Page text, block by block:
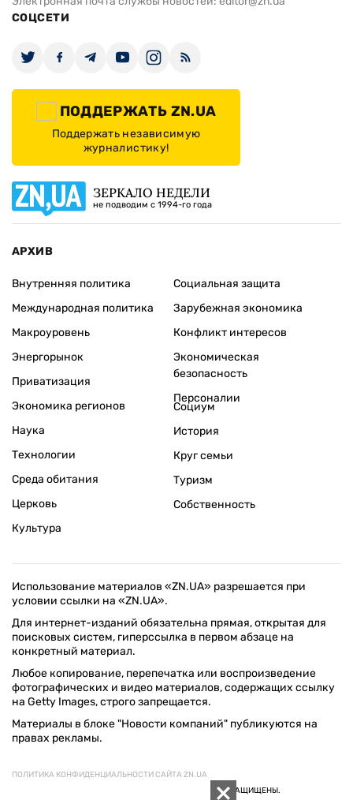
СОЦСЕТИ
ПОДДЕРЖАТЬ ZN.UA
Поддержать независимую
журналистику!
ЗЕРКАЛО НЕДЕЛИ
не подводим с 1994-го года
АРХИВ
Внутренняя политика
Международная политика
Макроуровень
Энергорынок
Приватизация
Экономика регионов
Социальная защита
Зарубежная экономика
Конфликт интересов
Экономическая
безопасность
Персоналии
Наука
Технологии
Среда обитания
Церковь
Культура
Социум
История
Круг семьи
Туризм
Собственность
Использование материалов «ZN.UA» разрешается при
условии ссылки на «ZN.UA».
Для интернет-изданий обязательна прямая, открытая для
поисковых систем, гиперссылка в первом абзаце на
конкретный материал.
Любое копирование, перепечатка или воспроизведение
фотографических и видео материалов, содержащих ссылку
на Getty Images, строго запрещается.
Материалы в блоке "Новости компаний" публикуются на
правах рекламы.
ПОЛИТИКА КОНФИДЕНЦИАЛЬНОСТИ САЙТА ZN.UA
© 1994–2026 «ЗЕРКАЛО НЕДЕЛИ. УКРАИНА». ВСЕ ПРАВА ЗАЩИЩЕНЫ.